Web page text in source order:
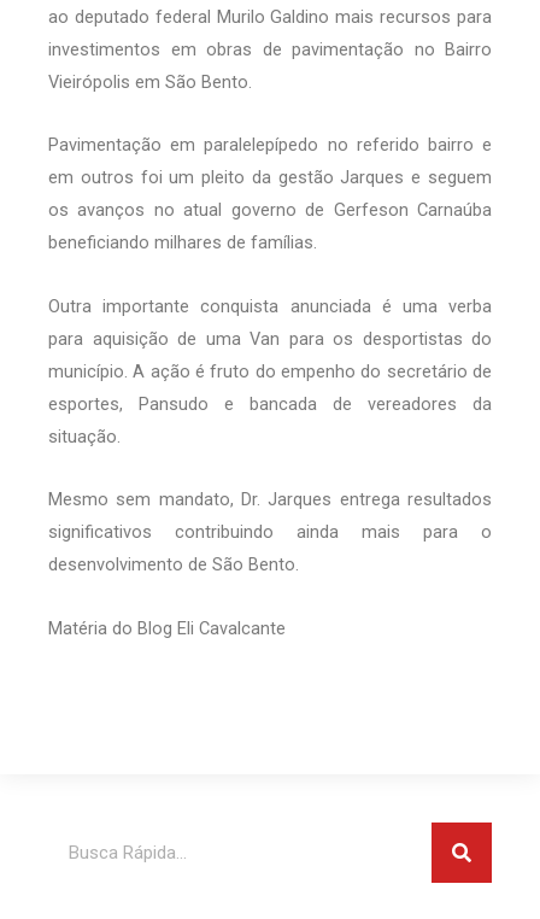
ao deputado federal Murilo Galdino mais recursos para
investimentos em obras de pavimentação no Bairro
Vieirópolis em São Bento.
Pavimentação em paralelepípedo no referido bairro e
em outros foi um pleito da gestão Jarques e seguem
os avanços no atual governo de Gerfeson Carnaúba
beneficiando milhares de famílias.
Outra importante conquista anunciada é uma verba
para aquisição de uma Van para os desportistas do
município. A ação é fruto do empenho do secretário de
esportes, Pansudo e bancada de vereadores da
situação.
Mesmo sem mandato, Dr. Jarques entrega resultados
significativos contribuindo ainda mais para o
desenvolvimento de São Bento.
Matéria do Blog Eli Cavalcante